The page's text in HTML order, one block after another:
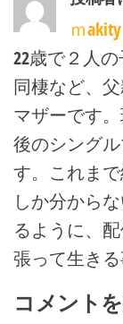
ー
シ
ョ
ン
ｍakity
22歳で２人
同棲など、
マザーです
後のシング
す。これま
しか分から
るように、
張って生きる
コメント